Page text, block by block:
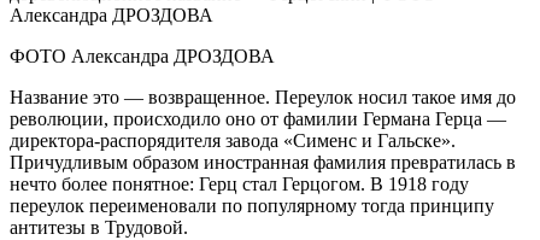
ФОТО Александра ДРОЗДОВА
Название это — возвращенное. Переулок носил такое имя до
революции, происходило оно от фамилии Германа Герца —
директора-распорядителя завода «Сименс и Гальске».
Причудливым образом иностранная фамилия превратилась в
нечто более понятное: Герц стал Герцогом. В 1918 году
переулок переименовали по популярному тогда принципу
антитезы в Трудовой.